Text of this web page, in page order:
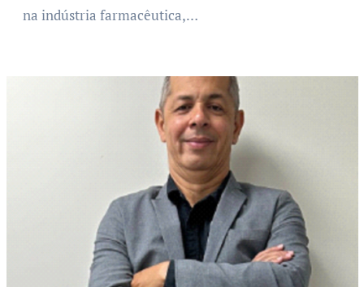
na indústria farmacêutica,…